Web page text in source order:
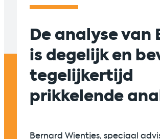
De analyse van
is degelijk en
tegelijkertijd
prikkelende
Bernard Wientjes, speciaal